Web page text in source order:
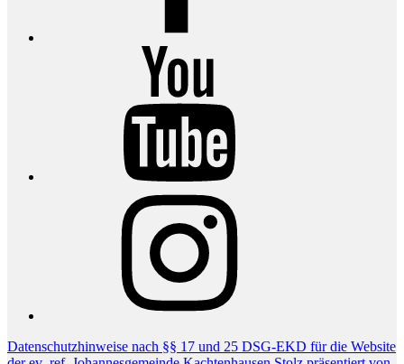
Datenschutzhinweise nach §§ 17 und 25 DSG-EKD für die Website